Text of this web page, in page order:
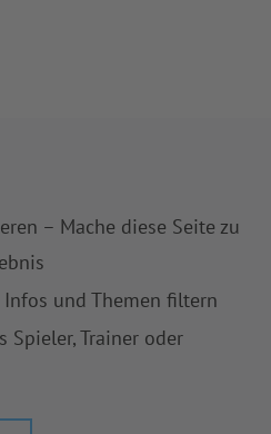
– Mache diese Seite zu
und Themen filtern
Spieler, Trainer oder